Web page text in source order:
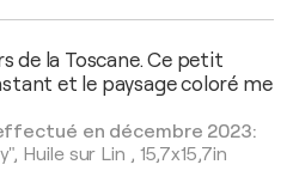
de la Toscane. Ce petit
et le paysage coloré me
en décembre 2023:
Huile sur Lin , 15,7x15,7in